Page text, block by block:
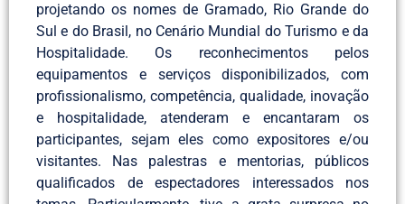
projetando os nomes de Gramado, Rio Grande do
Sul e do Brasil, no Cenário Mundial do Turismo e da
Hospitalidade. Os reconhecimentos pelos
equipamentos e serviços disponibilizados, com
profissionalismo, competência, qualidade, inovação
e hospitalidade, atenderam e encantaram os
participantes, sejam eles como expositores e/ou
visitantes. Nas palestras e mentorias, públicos
qualificados de espectadores interessados nos